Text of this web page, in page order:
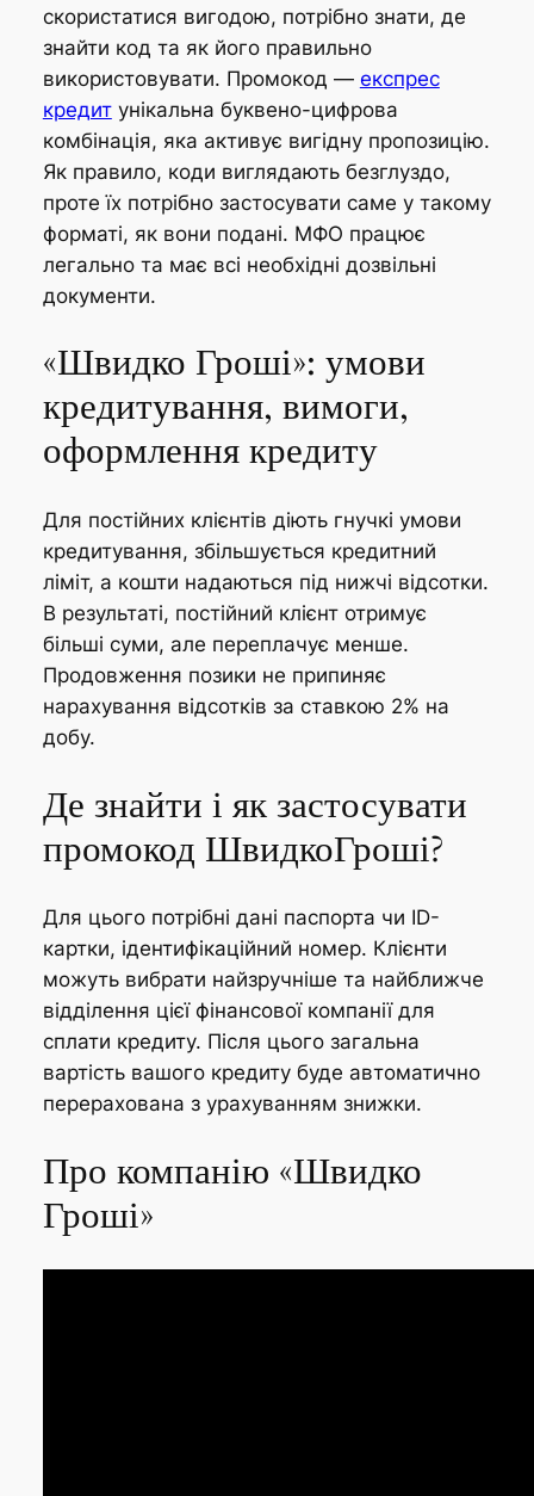
скористатися вигодою, потрібно знати, де
знайти код та як його правильно
використовувати. Промокод — експрес
кредитунікальна буквено-цифрова
комбінація, яка активує вигідну пропозицію.
Як правило, коди виглядають безглуздо,
проте їх потрібно застосувати саме у такому
форматі, як вони подані. МФО працює
легально та має всі необхідні дозвільні
документи.
«Швидко Гроші»: умови
кредитування, вимоги,
оформлення кредиту
Для постійних клієнтів діють гнучкі умови
кредитування, збільшується кредитний
ліміт, а кошти надаються під нижчі відсотки.
В результаті, постійний клієнт отримує
більші суми, але переплачує менше.
Продовження позики не припиняє
нарахування відсотків за ставкою 2% на
добу.
Де знайти і як застосувати
промокод ШвидкоГроші?
Для цього потрібні дані паспорта чи ID-
картки, ідентифікаційний номер. Клієнти
можуть вибрати найзручніше та найближче
відділення цієї фінансової компанії для
сплати кредиту. Після цього загальна
вартість вашого кредиту буде автоматично
перерахована з урахуванням знижки.
Про компанію «Швидко
Гроші»